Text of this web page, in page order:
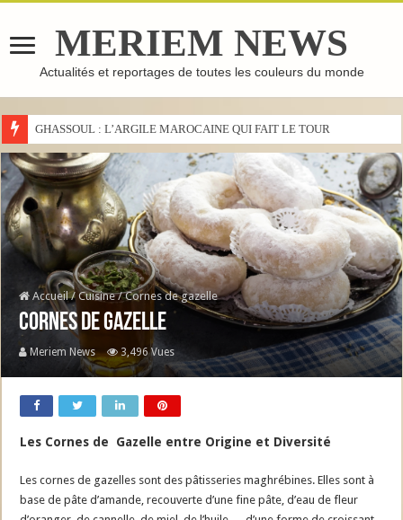
MERIEM NEWS
Actualités et reportages de toutes les couleurs du monde
GHASSOUL : L’ARGILE MAROCAINE QUI FAIT LE TOUR DU MONDE
Accueil / Cuisine / Cornes de gazelle
Cornes de gazelle
Meriem News 3,496 Vues
Les Cornes de Gazelle entre Origine et Diversité
Les cornes de gazelles sont des pâtisseries maghrébines. Elles sont à
base de pâte d’amande, recouverte d’une fine pâte, d’eau de fleur